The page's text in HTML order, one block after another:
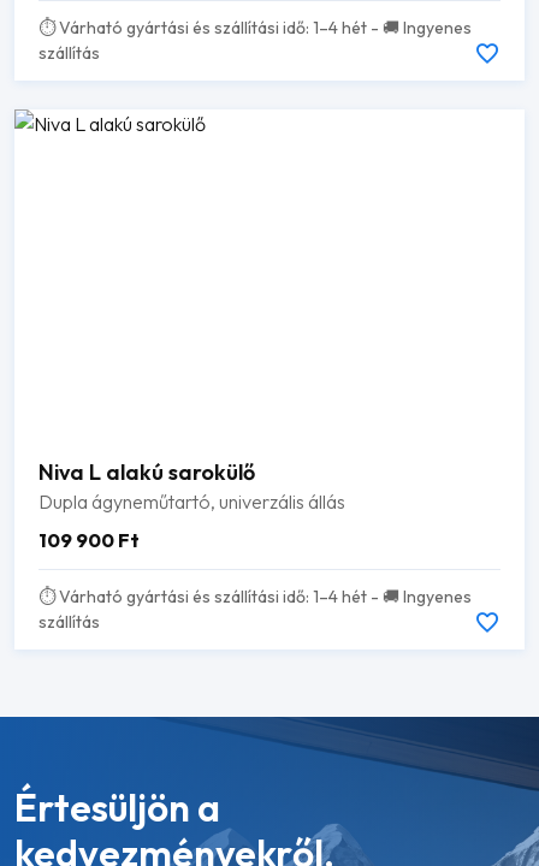
⏱️ Várható gyártási és szállítási idő: 1–4 hét - 🚚 Ingyenes
szállítás
Niva L alakú sarokülő
Dupla ágyneműtartó, univerzális állás
109 900 Ft
⏱️ Várható gyártási és szállítási idő: 1–4 hét - 🚚 Ingyenes
szállítás
Értesüljön a
kedvezményekről,